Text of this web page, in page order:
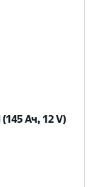
Ач, 12 V)